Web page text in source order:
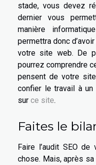
stade, vous devez
dernier vous
manière
permettra donc
votre site web. De
pourrez comprendre
pensent de votre
confier le travail à
sur ce site.
Faites le
Faire l’audit SEO
chose. Mais, après